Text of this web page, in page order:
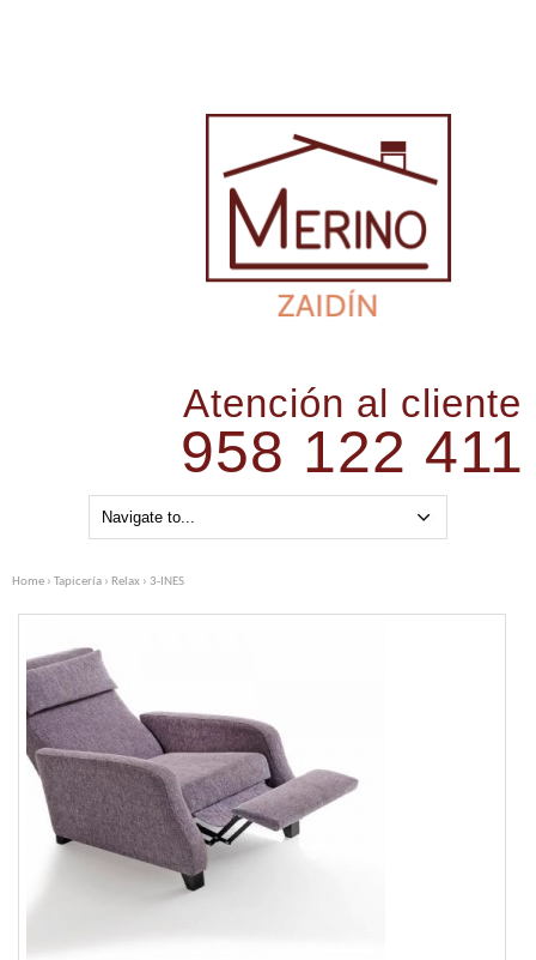
Atención al cliente
958 122 411
Home › Tapicería › Relax › 3-INES